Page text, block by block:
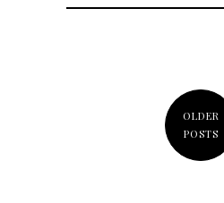
OLDER
POSTS